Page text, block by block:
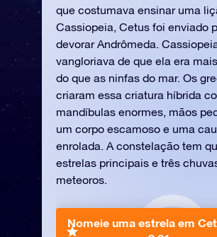
que costumava ensinar uma
Cassiopeia, Cetus foi enviado
devorar Andrômeda.
vangloriava de que ela era
do que as ninfas do mar. Os
criaram essa criatura híbrida
mandíbulas enormes, mãos
um corpo escamoso e uma
enrolada. A constelação tem
estrelas principais e três
meteoros.
Nomeie uma estrela em